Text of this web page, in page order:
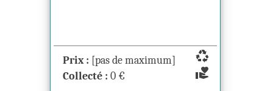
recycling
volunteer_activism
Prix : [pas de maximum]
Collecté : 0 €